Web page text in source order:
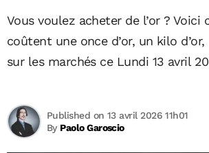
Vous voulez acheter de l’or ? Voici
coûtent une once d’or, un kilo d’or,
sur les marchés ce Lundi 13 avril
By Paolo Garoscio
Published on 13 avril 2026 11h01